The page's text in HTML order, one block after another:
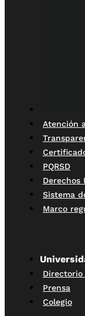
Atención
PQRSD
Derechos
Sistema
Marco
Prensa
Colegio